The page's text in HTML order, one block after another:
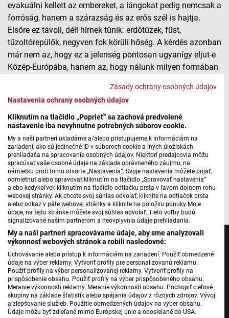
Zásady ochrany osobných údajov
Nastavenia ochrany osobných údajov
Kliknutím na tlačidlo „Poprieť“ sa zachová predvolené
nastavenie iba nevyhnutne potrebných súborov cookie.
My a naši partneri ukladáme a/alebo pristupujeme k informáciám na
zariadení, ako sú jedinečné ID v súboroch cookie a iných úložiskách
prehliadača na spracovanie osobných údajov. Niektorí predajcovia môžu
spracúvať vaše osobné údaje na základe oprávneného záujmu, na
námietku proti tomu otvorte „Nastavenia“. Svoje nastavenia môžete prijať,
odmietnuť alebo spravovať kliknutím na tlačidlo „Spravovať nastavenia“
alebo kedykoľvek kliknutím na tlačidlo odtlačku prsta v ľavom dolnom rohu
webovej stránky. Ak chcete svoj súhlas odvolať, kliknite na odtlačok prsta
alebo odkaz v päte webovej stránky a kliknite na položku ponuky Moje
údaje, na tejto stránke môžete svoj súhlas odvolať. Tieto voľby budú
signalizované našim partnerom a neovplyvnia údaje prehliadania.
My a naši partneri spracovávame údaje, aby sme analyzovali
výkonnosť webových stránok a robili nasledovné:
Uchovávanie alebo prístup k informáciám na zariadení. Použiť obmedzené
údaje na výber reklamy. Vytvoriť profily pre personalizovanú reklamu.
Použiť profily na výber personalizovanej reklamy. Vytvoriť profily na
prispôsobenie obsahu. Použiť profily na výber prispôsobeného obsahu.
Meranie výkonnosti reklamy. Meranie výkonnosti obsahu. Pochopiť cieľové
skupiny na základe štatistík alebo spájania údajov z rôznych zdrojov. Vývoj
a zlepšovanie služieb. Použitie obmedzených údajov na výber obsahu.
Údaje môžu byť zdieľané mimo Európskej únie a odosielané do USA.
evakuálni kellett az embereket, a lángokat pedig nemcsak a
forróság, hanem a szárazság és az erős szél is hajtja.
Elsőre ez távoli, déli hírnek tűnik: erdőtüzek, füst,
tűzoltórepülők, negyven fok körüli hőség. A kérdés azonban
már nem az, hogy ez a jelenség pontosan ugyanígy eljut-e
Közép-Európába, hanem az, hogy nálunk milyen formában
városi hőségben, mezőgazdasági károkban vagy
tűzveszélyben. Erről beszélgetettBíró Tibor
Nemzeti Közszolgálati Egyetem Környezeti
Fenntarthatósági Intézetének vezetője Kálmán Norberttel a
Reggeliben.
A teljes beszélgetés itt hallgatható meg.
Fotó: TASR/LUSA/Paulo Novais
Jednotka
Dvojka
24
Šport